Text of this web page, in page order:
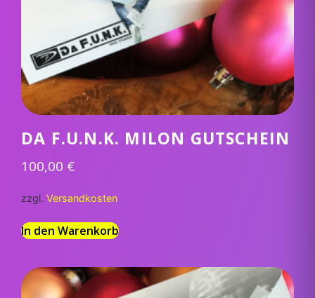
DA F.U.N.K. MILON GUTSCHEIN
100,00 €
zzgl. Versandkosten
In den Warenkorb